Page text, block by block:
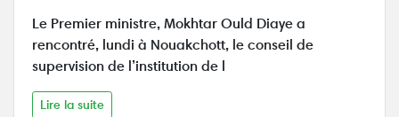
Le Premier ministre, Mokhtar Ould Diaye a
rencontré, lundi à Nouakchott, le conseil de
supervision de l’institution de l
Lire la suite